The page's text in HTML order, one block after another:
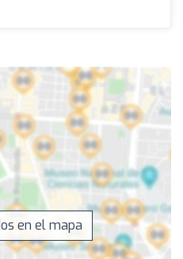
en el mapa